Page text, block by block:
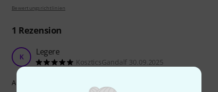
Bewertungsrichtlinien
1 Rezension
K Legere
KoszticsGandalf 30.09.2025
Ansprache